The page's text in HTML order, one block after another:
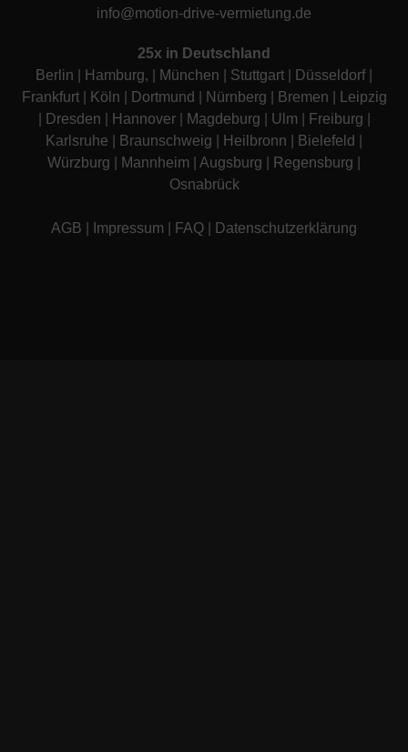
info@motion-drive-vermietung.de
25x in Deutschland
Berlin
Hamburg, | München Stuttgart Düsseldorf|
Frankfurt| Köln Dortmund Nürnberg Bremen
Leipzig
Dresden Hannover| Magdeburg Ulm Freiburg
Karlsruhe
Braunschweig Heilbronn Bielefeld
Würzburg
Mannheim Augsburg Regensburg
Osnabrück
AGB Impressum FAQ Datenschutzerklärung